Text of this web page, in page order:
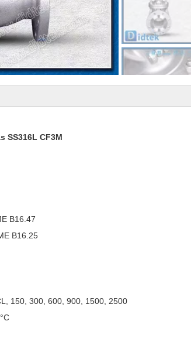
SS316L CF3M
B16.47
B16.25
150, 300, 600, 900, 1500, 2500